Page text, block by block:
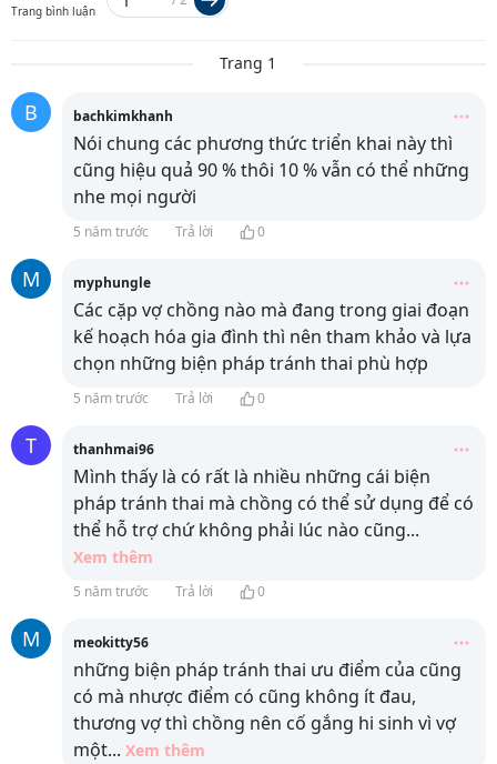
Trang bình luận
Trang 1
B bachkimkhanh
Nói chung các phương thức triển khai này thì
cũng hiệu quả 90 % thôi 10 % vẫn có thể những
nhe mọi người
5 năm trước Trả lời 0
M myphungle
Các cặp vợ chồng nào mà đang trong giai đoạn
kế hoạch hóa gia đình thì nên tham khảo và lựa
chọn những biện pháp tránh thai phù hợp
5 năm trước Trả lời 0
T thanhmai96
Mình thấy là có rất là nhiều những cái biện
pháp tránh thai mà chồng có thể sử dụng để có
thể hỗ trợ chứ không phải lúc nào cũng...
Xem thêm
5 năm trước Trả lời 0
M meokitty56
những biện pháp tránh thai ưu điểm của cũng
có mà nhược điểm có cũng không ít đau,
thương vợ thì chồng nên cố gắng hi sinh vì vợ
một... Xem thêm